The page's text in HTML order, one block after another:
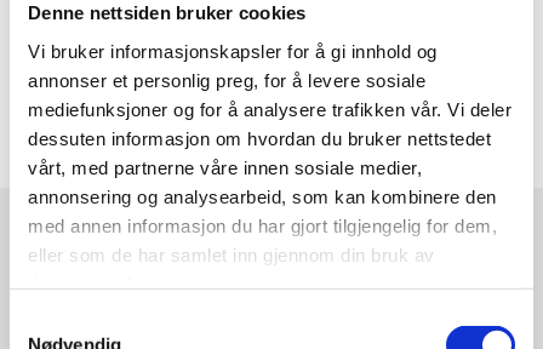
Denne nettsiden bruker cookies
Vi bruker informasjonskapsler for å gi innhold og
annonser et personlig preg, for å levere sosiale
mediefunksjoner og for å analysere trafikken vår. Vi deler
dessuten informasjon om hvordan du bruker nettstedet
vårt, med partnerne våre innen sosiale medier,
annonsering og analysearbeid, som kan kombinere den
med annen informasjon du har gjort tilgjengelig for dem,
eller som de har samlet inn gjennom din bruk av
Nødvendig
LOs handlingsprogram, uttalelser og
vedtekter 2025
LOs handlingsprogram 2025-2029 LOs uttalelser
2025 LOs vedtekter 2025
Hovedavtalen LO-NHO 2025
NYHETER